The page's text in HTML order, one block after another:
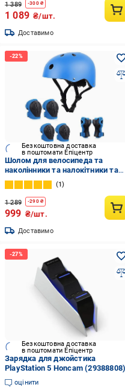
1 389 -300₴
1 089 ₴/шт.
Доставимо
Безкоштовна доставка
в поштомати Епіцентр
Шолом для велосипеда та
наколінники та налокітники та
наладонники Синій (29198653)
1
1 289 -290₴
999 ₴/шт.
Доставимо
Безкоштовна доставка
в поштомати Епіцентр
Зарядка для джойстика
PlayStation 5 Honcam (29388808)
оцінити